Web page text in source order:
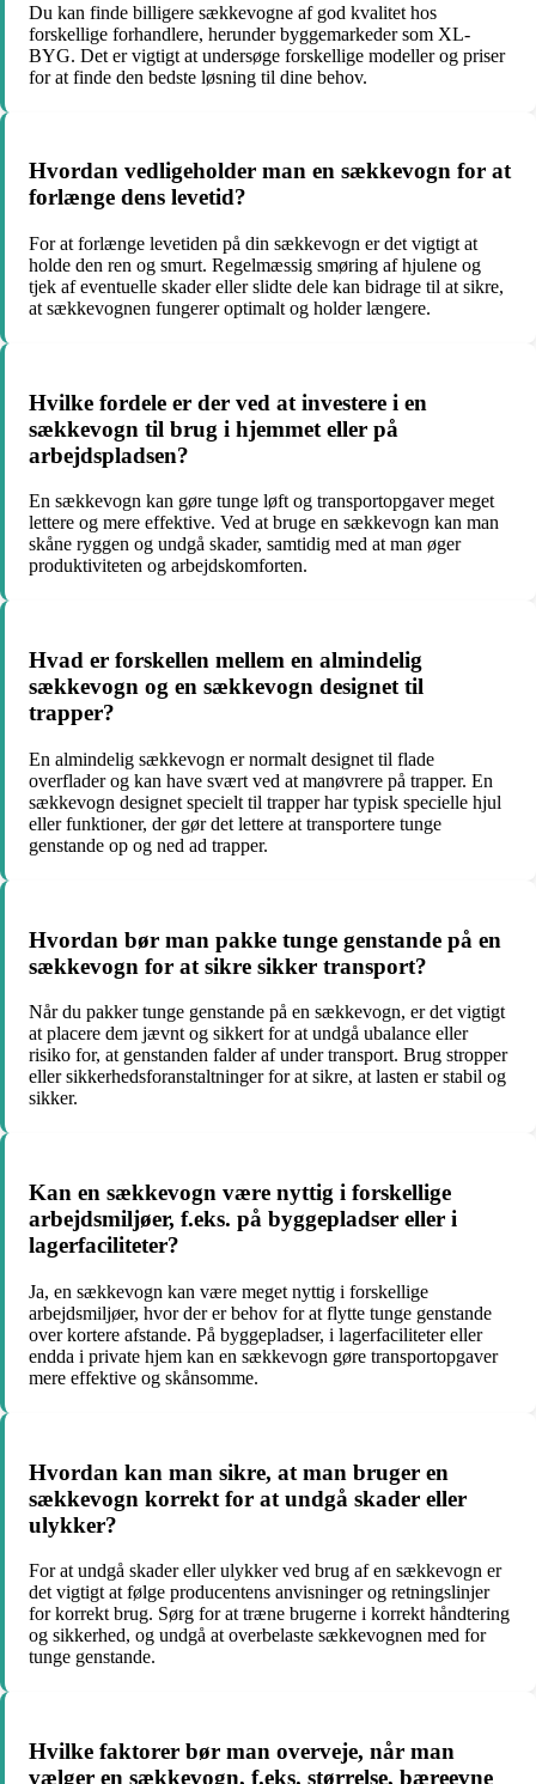
Du kan finde billigere sækkevogne af god kvalitet hos
forskellige forhandlere, herunder byggemarkeder som XL-
BYG. Det er vigtigt at undersøge forskellige modeller og priser
for at finde den bedste løsning til dine behov.
Hvordan vedligeholder man en sækkevogn for at
forlænge dens levetid?
For at forlænge levetiden på din sækkevogn er det vigtigt at
holde den ren og smurt. Regelmæssig smøring af hjulene og
tjek af eventuelle skader eller slidte dele kan bidrage til at sikre,
at sækkevognen fungerer optimalt og holder længere.
Hvilke fordele er der ved at investere i en
sækkevogn til brug i hjemmet eller på
arbejdspladsen?
En sækkevogn kan gøre tunge løft og transportopgaver meget
lettere og mere effektive. Ved at bruge en sækkevogn kan man
skåne ryggen og undgå skader, samtidig med at man øger
produktiviteten og arbejdskomforten.
Hvad er forskellen mellem en almindelig
sækkevogn og en sækkevogn designet til
trapper?
En almindelig sækkevogn er normalt designet til flade
overflader og kan have svært ved at manøvrere på trapper. En
sækkevogn designet specielt til trapper har typisk specielle hjul
eller funktioner, der gør det lettere at transportere tunge
genstande op og ned ad trapper.
Hvordan bør man pakke tunge genstande på en
sækkevogn for at sikre sikker transport?
Når du pakker tunge genstande på en sækkevogn, er det vigtigt
at placere dem jævnt og sikkert for at undgå ubalance eller
risiko for, at genstanden falder af under transport. Brug stropper
eller sikkerhedsforanstaltninger for at sikre, at lasten er stabil og
sikker.
Kan en sækkevogn være nyttig i forskellige
arbejdsmiljøer, f.eks. på byggepladser eller i
lagerfaciliteter?
Ja, en sækkevogn kan være meget nyttig i forskellige
arbejdsmiljøer, hvor der er behov for at flytte tunge genstande
over kortere afstande. På byggepladser, i lagerfaciliteter eller
endda i private hjem kan en sækkevogn gøre transportopgaver
mere effektive og skånsomme.
Hvordan kan man sikre, at man bruger en
sækkevogn korrekt for at undgå skader eller
ulykker?
For at undgå skader eller ulykker ved brug af en sækkevogn er
det vigtigt at følge producentens anvisninger og retningslinjer
for korrekt brug. Sørg for at træne brugerne i korrekt håndtering
og sikkerhed, og undgå at overbelaste sækkevognen med for
tunge genstande.
Hvilke faktorer bør man overveje, når man
vælger en sækkevogn, f.eks. størrelse, bæreevne